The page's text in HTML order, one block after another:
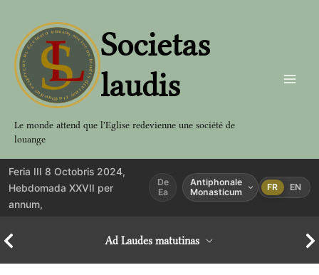
contenu
Societas
laudis
Le monde attend que l'Eglise redevienne une société de
louange
Feria III 8 Octobris 2024,
Hebdomada XXVII per
annum,
De
Ea
Antiphonale
Monasticum
FR EN
Ad Laudes matutinas